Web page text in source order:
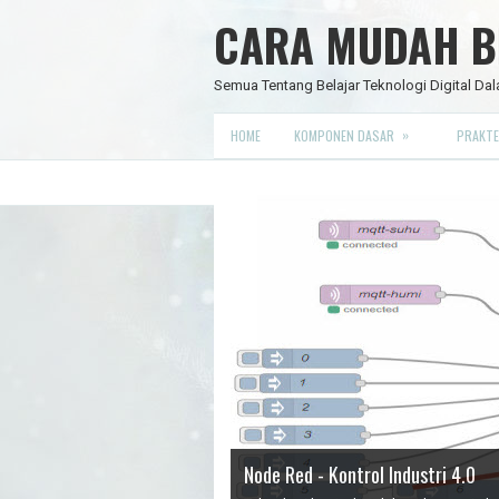
CARA MUDAH
Semua Tentang Belajar Teknologi Digital
HOME KOMPONEN DASAR »
IC Timer 555 yang Multifungsi
IC timer 555 adalah sirkuit terpadu
Data Science
JAM DIGITAL 6 DIGIT TANPA
Node Red - Kontrol Industri 4.0